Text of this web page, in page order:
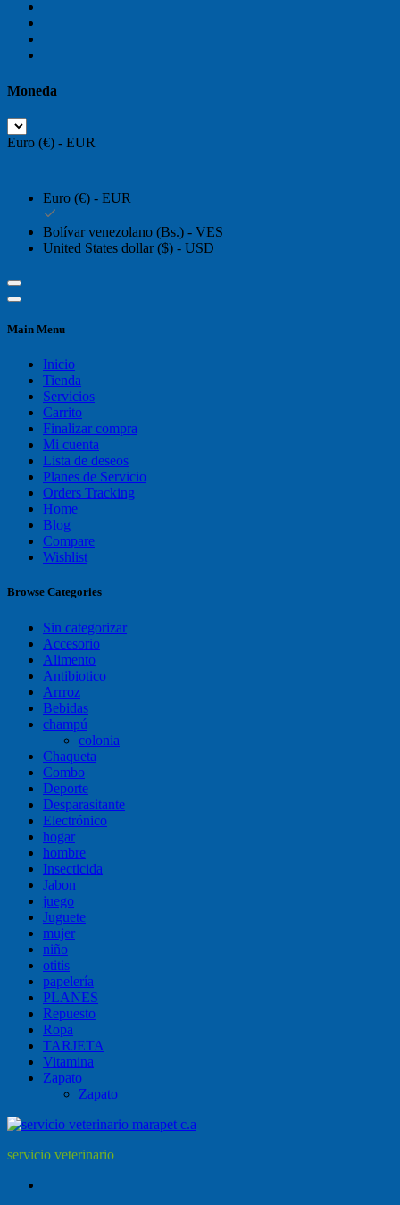
Moneda
Euro (€) - EUR
Euro (€) - EUR
Bolívar venezolano (Bs.) - VES
United States dollar ($) - USD
Main Menu
Inicio
Tienda
Servicios
Carrito
Finalizar compra
Mi cuenta
Lista de deseos
Planes de Servicio
Orders Tracking
Home
Blog
Compare
Wishlist
Browse Categories
Sin categorizar
Accesorio
Alimento
Antibiotico
Arrroz
Bebidas
champú
colonia
Chaqueta
Combo
Deporte
Desparasitante
Electrónico
hogar
hombre
Insecticida
Jabon
juego
Juguete
mujer
niño
otitis
papelería
PLANES
Repuesto
Ropa
TARJETA
Vitamina
Zapato
Zapato
servicio veterinario